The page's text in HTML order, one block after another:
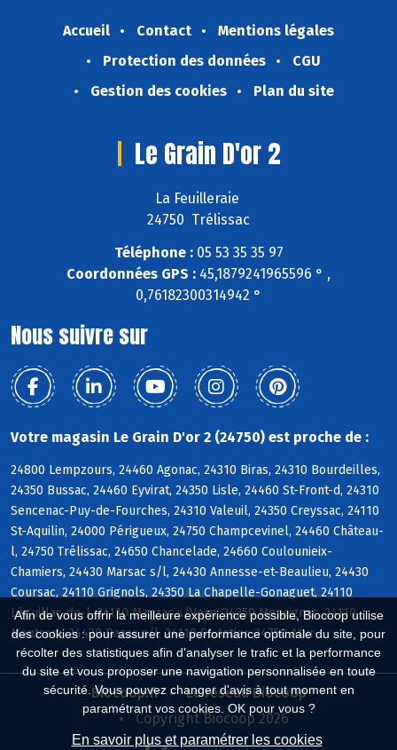
Afin de vous offrir la meilleure expérience possible, Biocoop utilise
des cookies : pour assurer une performance optimale du site, pour
récolter des statistiques afin d'analyser le trafic et la performance
du site et vous proposer une navigation personnalisée en toute
sécurité. Vous pouvez changer d'avis à tout moment en
paramétrant vos cookies. OK pour vous ?
En savoir plus et paramétrer les cookies
Accueil Contact
Mentions légales
Protection des données
CGU
Gestion des cookies
Plan du site
Le Grain D'or 2
La Feuilleraie
24750 Trélissac
Téléphone :05 53 35 35 97
Coordonnées GPS : 45,1879241965596 ° ,
0,76182300314942 °
Nous suivre sur
Votre magasin Le Grain D'or 2 (24750) est proche de :
24800 Lempzours, 24460 Agonac, 24310 Biras, 24310 Bourdeilles,
24350 Bussac, 24460 Eyvirat, 24350 Lisle, 24460 St-Front-d, 24310
Sencenac-Puy-de-Fourches, 24310 Valeuil, 24350 Creyssac, 24110
St-Aquilin, 24000 Périgueux, 24750 Champcevinel, 24460 Château-
l, 24750 Trélissac, 24650 Chancelade, 24660 Coulounieix-
Chamiers, 24430 Marsac s/l, 24430 Annesse-et-Beaulieu, 24430
Coursac, 24110 Grignols, 24350 La Chapelle-Gonaguet, 24110
Léguillac-de-l, 24110 Manzac s/Vern, 24350 Mensignac, 24110
Montrem, 24430 Razac s/l, 24110 St-Astier, 24750 Atur
Biocoop.fr
Le réseau Biocoop
Copyright Biocoop 2026